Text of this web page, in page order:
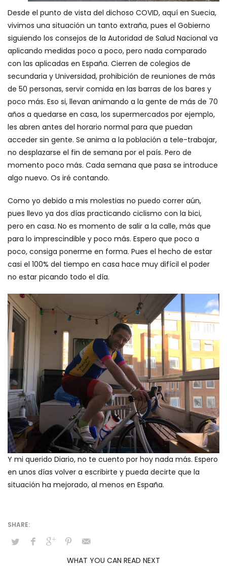
Desde el punto de vista del dichoso COVID, aquí en Suecia,
vivimos una situación un tanto extraña, pues el Gobierno
siguiendo los consejos de la Autoridad de Salud Nacional va
aplicando medidas poco a poco, pero nada comparado
con las aplicadas en España. Cierren de colegios de
secundaria y Universidad, prohibición de reuniones de más
de 50 personas, servir comida en las barras de los bares y
poco más. Eso si, llevan animando a la gente de más de 70
años a quedarse en casa, los supermercados por ejemplo,
les abren antes del horario normal para que puedan
acceder sin gente. Se anima a la población a tele-trabajar,
no desplazarse el fin de semana por el país. Pero de
momento poco más. Cada semana que pasa se introduce
algo nuevo. Os iré contando.
Como yo debido a mis molestias no puedo correr aún,
pues llevo ya dos días practicando ciclismo con la bici,
pero en casa. No es momento de salir a la calle, más que
para lo imprescindible y poco más. Espero que poco a
poco, consiga ponerme en forma. Pues el hecho de estar
casi el 100% del tiempo en casa hace muy difícil el poder
no estar picando todo el día.
Y mi querido Diario, no te cuento por hoy nada más. Espero
en unos días volver a escribirte y pueda decirte que la
situación ha mejorado, al menos en España.
WHAT YOU CAN READ NEXT